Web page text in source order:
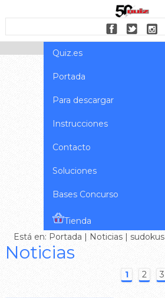
Quiz.es
Portada
Para descargar
Instrucciones
Contacto
Soluciones
Bases Concurso
Tienda
Está en: Portada | Noticias| sudokus
Noticias
1 2 3